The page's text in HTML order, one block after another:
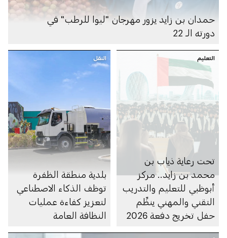
حمدان بن زايد يزور مهرجان "ليوا للرطب" في
دورته الـ 22
التعليم
تحت رعاية ذياب بن
محمد بن زايد.. مركز
أبوظبي للتعليم والتدريب
التقني والمهني ينظِّم
حفل تخريج دفعة 2026
النقل
بلدية منطقة الظفرة
توظف الذكاء الاصطناعي
لتعزيز كفاءة عمليات
النظافة العامة